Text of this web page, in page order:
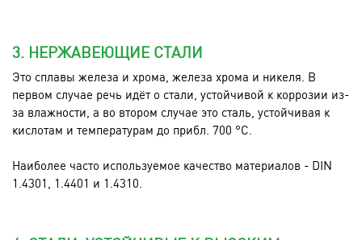
3. НЕРЖАВЕЮЩИЕ СТАЛИ
Это сплавы железа и хрома, железа хрома и никеля. В
первом случае речь идёт о стали, устойчивой к коррозии из-
за влажности, а во втором случае это сталь, устойчивая к
кислотам и температурам до прибл. 700 °C.
Наиболее часто используемое качество материалов - DIN
1.4301, 1.4401 и 1.4310.